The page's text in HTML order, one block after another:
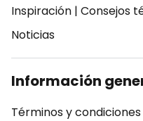
Inspiración | Consejos
Noticias
Información
Términos y